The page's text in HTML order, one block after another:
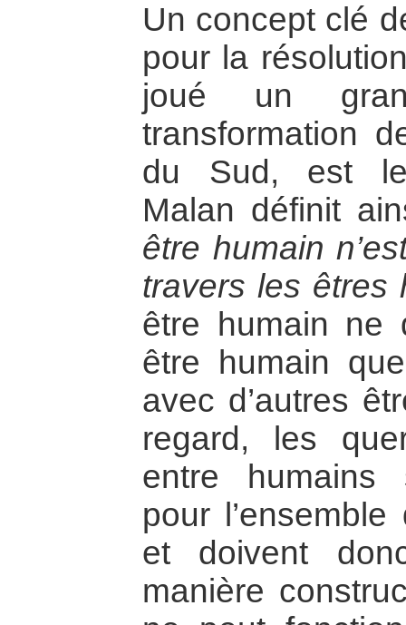
Un concept clé
pour la
joué un
transformation
du Sud, est
Malan définit
être humain
travers les êtres
être humain ne
être humain
avec d’autres
regard, les
entre humains
pour
et doivent
manière